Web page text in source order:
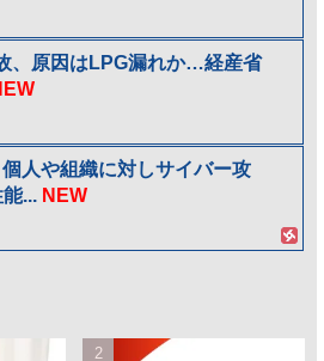
、原因はLPG漏れか…経産省
人や組織に対しサイバー攻
... NEW